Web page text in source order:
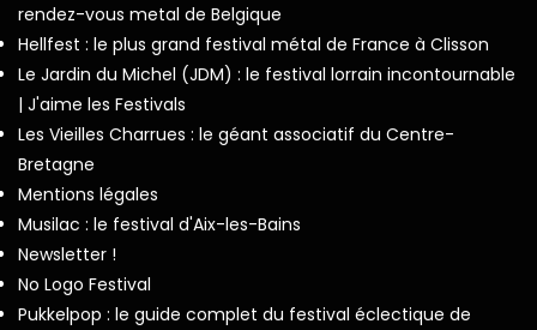
rendez-vous metal de Belgique
Hellfest : le plus grand festival métal de France à Clisson
Le Jardin du Michel (JDM) : le festival lorrain incontournable
| J'aime les Festivals
Les Vieilles Charrues : le géant associatif du Centre-
Bretagne
Mentions légales
Musilac : le festival d'Aix-les-Bains
Newsletter !
No Logo Festival
Pukkelpop : le guide complet du festival éclectique de